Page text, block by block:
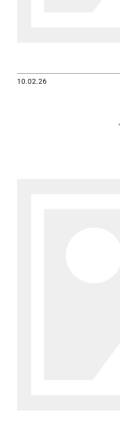
10.02.26